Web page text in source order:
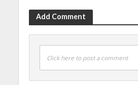
Add Comment
Click here to post a comment